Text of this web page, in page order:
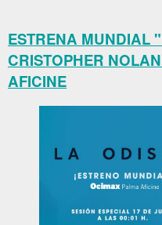
ESTRENA MUNDIAL
CRISTOPHER
AFICINE